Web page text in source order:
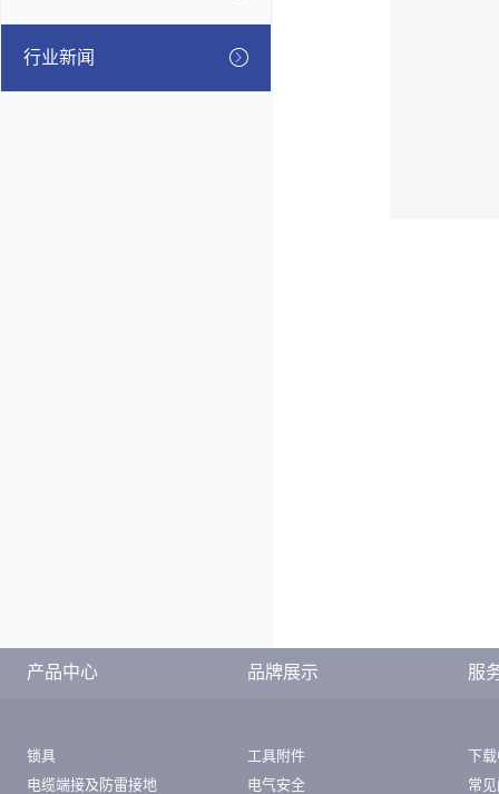
行业新闻
产品中心
锁具
电缆端接及防雷接地
品牌展示
工具附件
电气安全
服
下
常